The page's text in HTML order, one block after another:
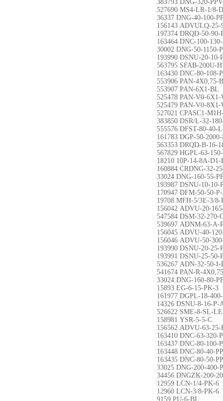
383793 DNG-320-
527690 MS4-LR-1/8-
36337 DNG-40-100-
156143 ADVULQ-
197374 DRQD-50-
163464 DNC-100-
30002 DNG-50-1150-
193990 DSNU-20-10-
563795 SFAB-200U-
163430 DNC-80-108-
553906 PAN-4X0,75-
553907 PAN-6X1-BL
525478 PAN-V0-6X1-
525479 PAN-V0-8X1-
527021 CPASC1-
383850 DSR/L-32-
555576 DFST-80-40-
161783 DGP-50-
563353 DRQD-B-16-
567829 HGPL-63-
18210 10P-14-8A-
160884 CRDNG-32-
33024 DNG-160-55-
193987 DSNU-10-10-
170947 DFM-50-50-
19708 MFH-5/3E-3/8-
156042 ADVU-20-
547584 DSM-32-270-
539697 ADNM-63-A-
156045 ADVU-40-
156046 ADVU-50-
193990 DSNU-20-25-
193991 DSNU-25-50-
536267 ADN-32-50-I-
541674 PAN-R-
33024 DNG-160-80-
15893 EG-6-15-PK-3
161977 DGPL-18-
14326 DSNU-8-16-P-
526622 SME-8-SL-
158981 YSR-5-5-C
156562 ADVU-63-25-
163410 DNC-63-320-
163437 DNC-80-100-
163448 DNC-80-40-
163435 DNC-80-50-
33025 DNG-200-400-
34456 DNGZK-200-
12959 LCN-1/4-PK-6
12960 LCN-3/8-PK-6
9159 PU-6-BL